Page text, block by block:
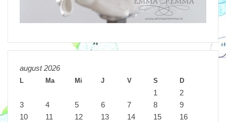
august 2026
L Ma Mi J V S D
1
2
3
4 5 6 7 8
9
10
11 12 13 14 15
16